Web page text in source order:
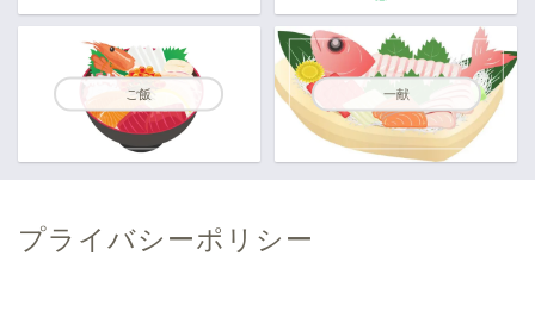
ご飯 一献
プライバシーポリシー